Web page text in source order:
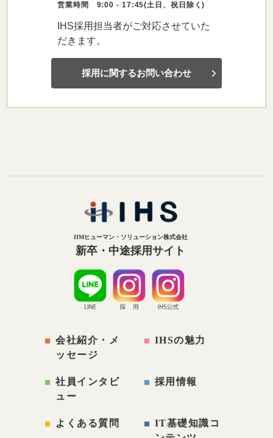
営業時間 9:00 - 17:45(土日、祝日除く)
IHS採用担当者がご対応させていた
だきます。
採用に関するお問い合わせ
IIMヒューマン・ソリューション株式会社
新卒・中途採用サイト
会社紹介・メ
ッセージ
IHSの魅力
社員インタビ
ュー
採用情報
よくある質問
IT基礎知識コ